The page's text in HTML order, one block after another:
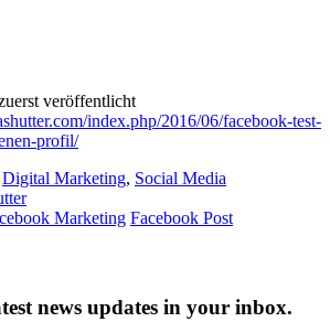
veröffentlicht
index.php/2016/06/facebook-test-
profil/
Digital Marketing, Social Media
Marketing Facebook Post
news updates in your inbox.